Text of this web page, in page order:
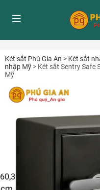
Két sắt Phú Gia An > Két sắt
nhập Mỹ > Két sắt Sentry Safe
Mỹ